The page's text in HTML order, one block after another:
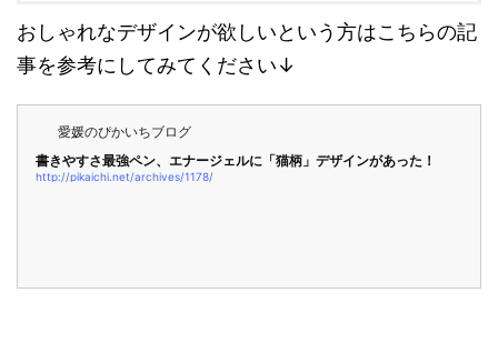
おしゃれなデザインが欲しいという方はこちらの記
事を参考にしてみてください↓
愛媛のぴかいちブログ
書きやすさ最強ペン、エナージェルに「猫柄」デザインがあった！
http://pikaichi.net/archives/1178/